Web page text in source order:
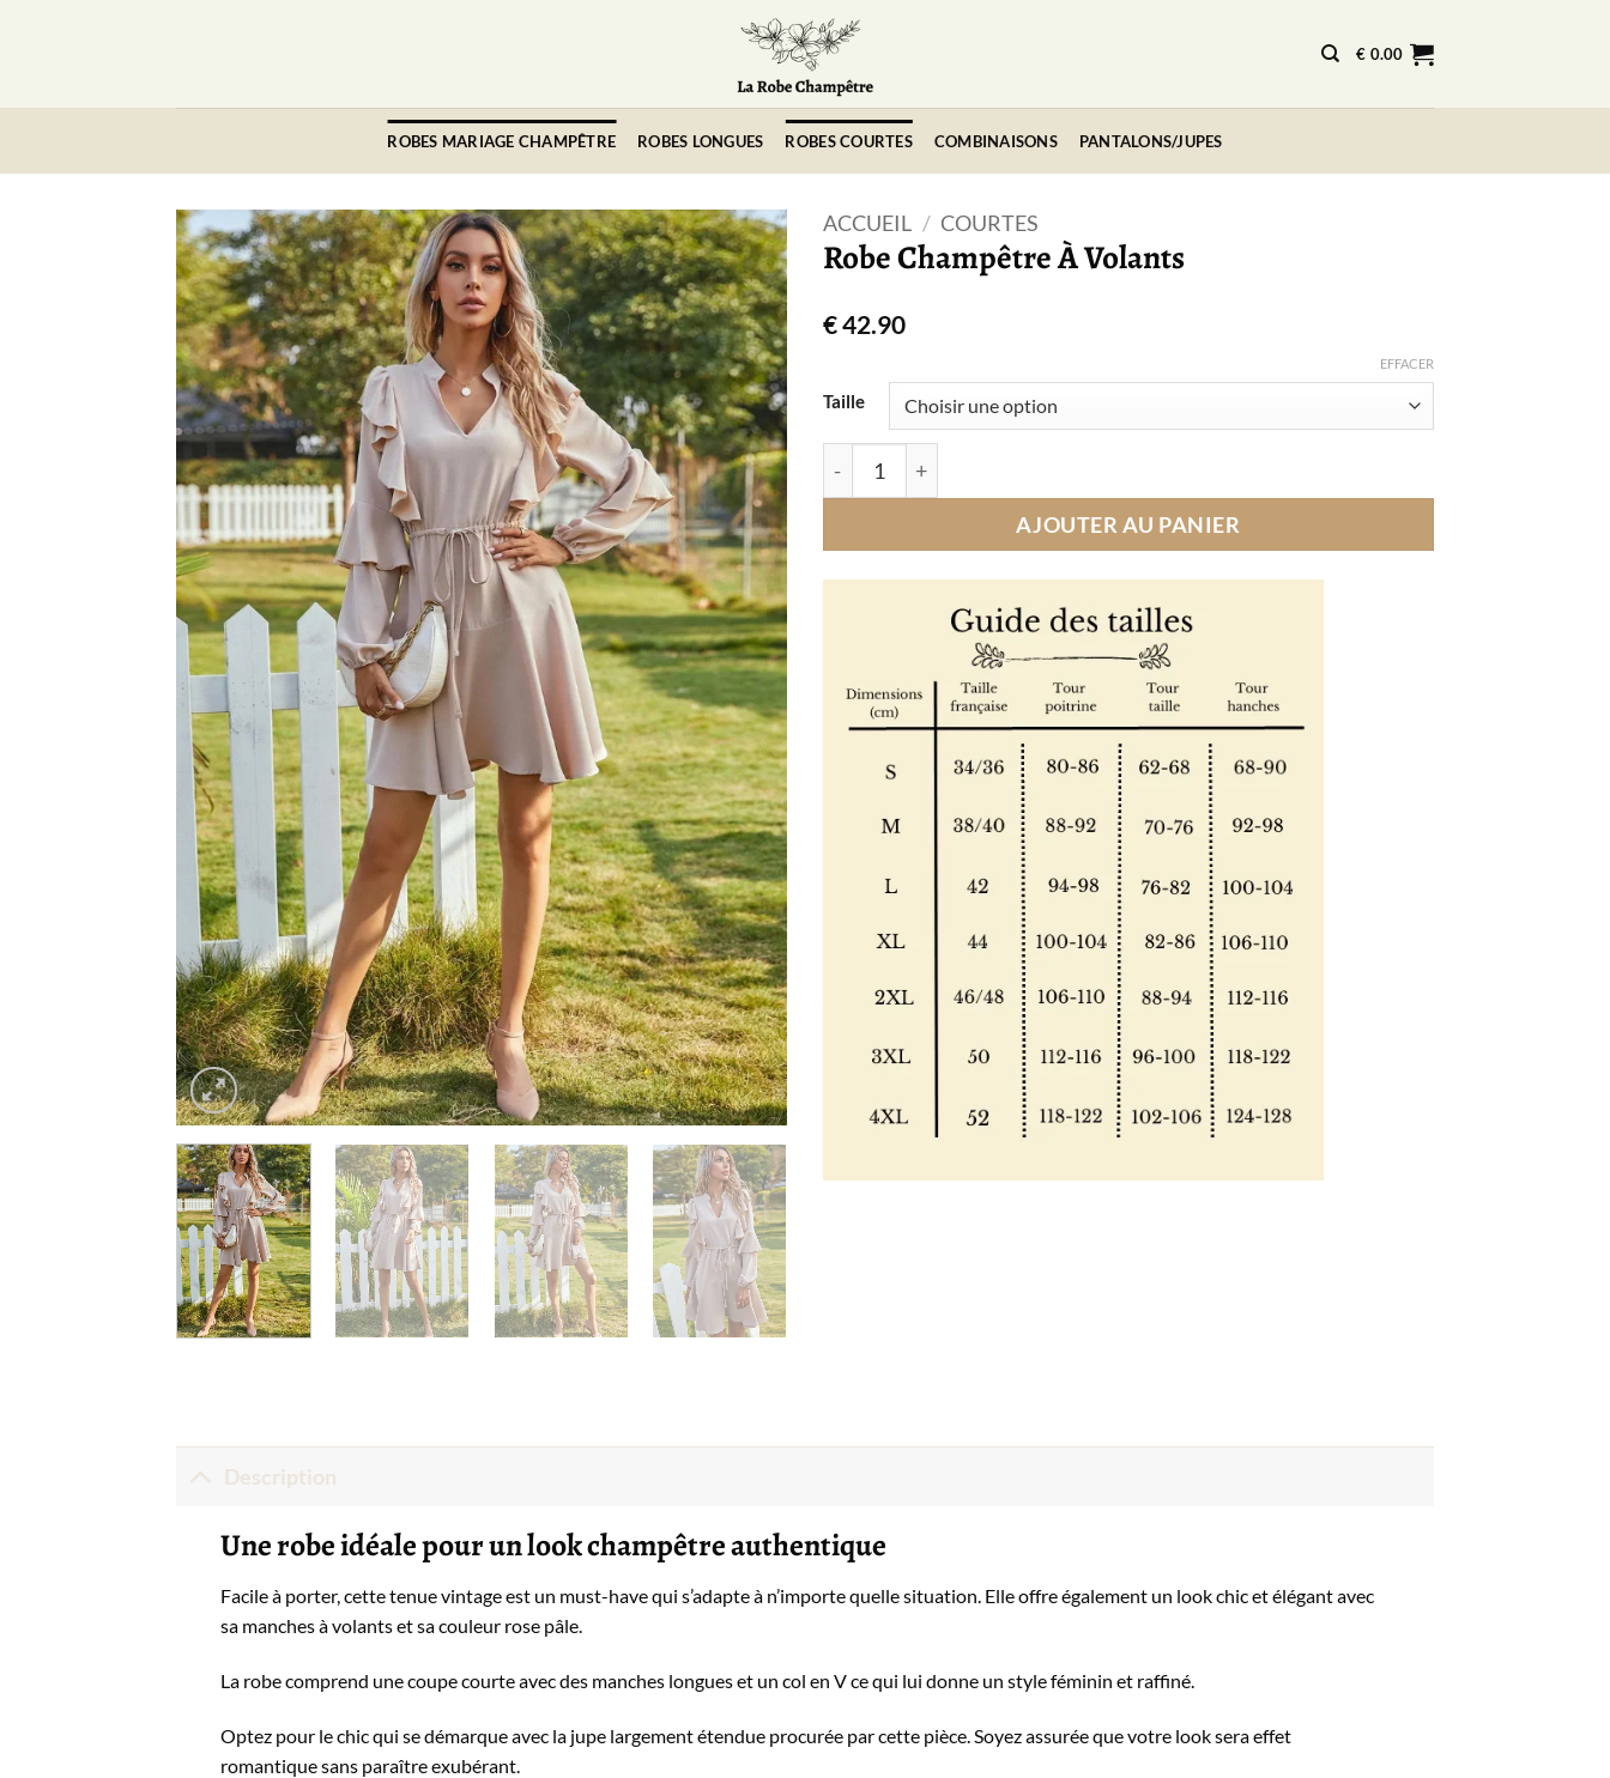
€ 0.00
ROBES MARIAGE CHAMPÊTRE ROBES LONGUES ROBES COURTES COMBINAISONS PANTALONS/JUPES
ACCUEIL / COURTES
Robe Champêtre À Volants
€42.90
Taille
EFFACER
AJOUTER AU PANIER
Description
Une robe idéale pour un look champêtre authentique
Facile à porter, cette tenue vintage est un must-have qui s’adapte à n’importe quelle situation. Elle offre également un look chic et élégant avec
sa manches à volants et sa couleur rose pâle.
La robe comprend une coupe courte avec des manches longues et un col en V ce qui lui donne un style féminin et raffiné.
Optez pour le chic qui se démarque avec la jupe largement étendue procurée par cette pièce. Soyez assurée que votre look sera effet
romantique sans paraître exubérant.